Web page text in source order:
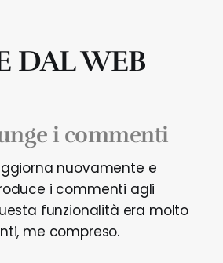
DAL WEB
i commenti
nuovamente e
i commenti agli
funzionalità era molto
me compreso.